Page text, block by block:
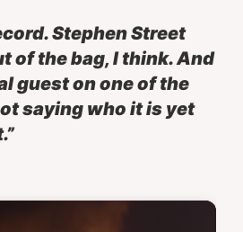
Stephen Street
of the bag, I think. And
guest on one of the
saying who it is yet